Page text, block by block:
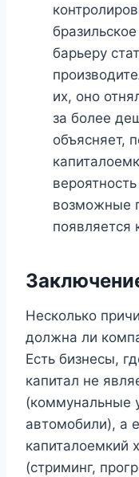
барьеру
их, оно
за более
объясняет,
возможные
появляется
Несколько
должна ли
Есть бизнесы,
капитал не
(коммунальные
автомобили), а
капиталоемкий
(стриминг,